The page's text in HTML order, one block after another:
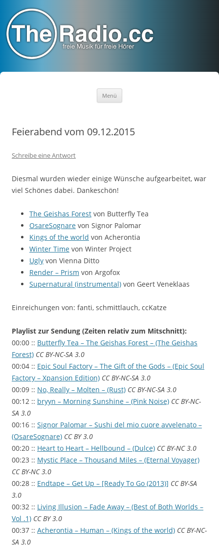
Menü
Feierabend vom 09.12.2015
Schreibe eine Antwort
Diesmal wurden wieder einige Wünsche aufgearbeitet, war
viel Schönes dabei. Dankeschön!
The Geishas Forest von Butterfly Tea
OsareSognare von Signor Palomar
Kings of the world von Acherontia
Winter Time von Winter Project
Ugly von Vienna Ditto
Render – Prism von Argofox
Supernatural (instrumental) von Geert Veneklaas
Einreichungen von: fanti, schmittlauch, ccKatze
Playlist zur Sendung (Zeiten relativ zum Mitschnitt):
00:00 :: Butterfly Tea – The Geishas Forest – (The Geishas
Forest) CC BY-NC-SA 3.0
00:04 :: Epic Soul Factory – The Gift of the Gods – (Epic Soul
Factory – Xpansion Edition) CC BY-NC-SA 3.0
00:09 :: No, Really – Molten – (Rust) CC BY-NC-SA 3.0
00:12 :: bryyn – Morning Sunshine – (Pink Noise) CC BY-NC-
SA 3.0
00:16 :: Signor Palomar – Sushi del mio cuore avvelenato –
(OsareSognare) CC BY 3.0
00:20 :: Heart to Heart – Hellbound – (Dulce) CC BY-NC 3.0
00:23 :: Mystic Place – Thousand Miles – (Eternal Voyager)
CC BY-NC 3.0
00:28 :: Endtape – Get Up – [Ready To Go (2013)] CC BY-SA
3.0
00:32 :: Living Illusion – Fade Away – (Best of Both Worlds –
Vol .1) CC BY 3.0
00:37 :: Acherontia – Human – (Kings of the world) CC BY-NC-
SA 3.0